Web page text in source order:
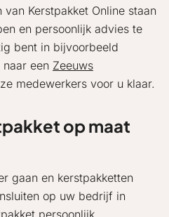
Kerstpakket Online staan
en persoonlijk advies te
bent in bijvoorbeeld
een Zeeuws
medewerkers voor u klaar.
op maat
gaan en kerstpakketten
op uw bedrijf in
persoonlijk